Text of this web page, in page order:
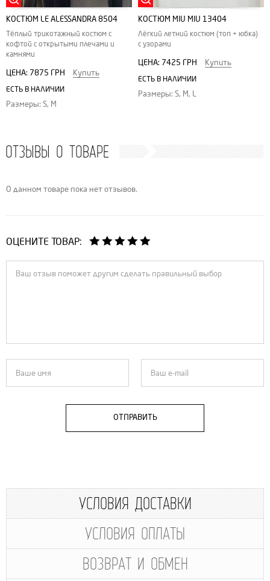
КОСТЮМ LE ALESSANDRA 8504
Тёплый трикотажный костюм с
кофтой с открытыми плечами и
камнями
ЦЕНА: 7875 ГРН Купить
ЕСТЬ В НАЛИЧИИ
Размеры: S, M
КОСТЮМ MIU MIU 13404
Лёгкий летний костюм (топ + юбка)
c узорами
ЦЕНА: 7425 ГРН Купить
ЕСТЬ В НАЛИЧИИ
Размеры: S, M, L
ОТЗЫВЫ О ТОВАРЕ
О данном товаре пока нет отзывов.
ОЦЕНИТЕ ТОВАР:
ОТПРАВИТЬ
УСЛОВИЯ ДОСТАВКИ
УСЛОВИЯ ОПЛАТЫ
ВОЗВРАТ И ОБМЕН